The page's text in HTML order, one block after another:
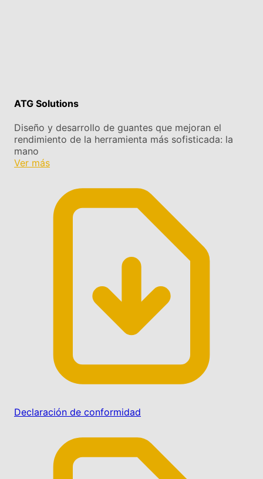
ATG Solutions
Diseño y desarrollo de guantes que mejoran el
rendimiento de la herramienta más sofisticada: la
mano
Ver más
Declaración de conformidad